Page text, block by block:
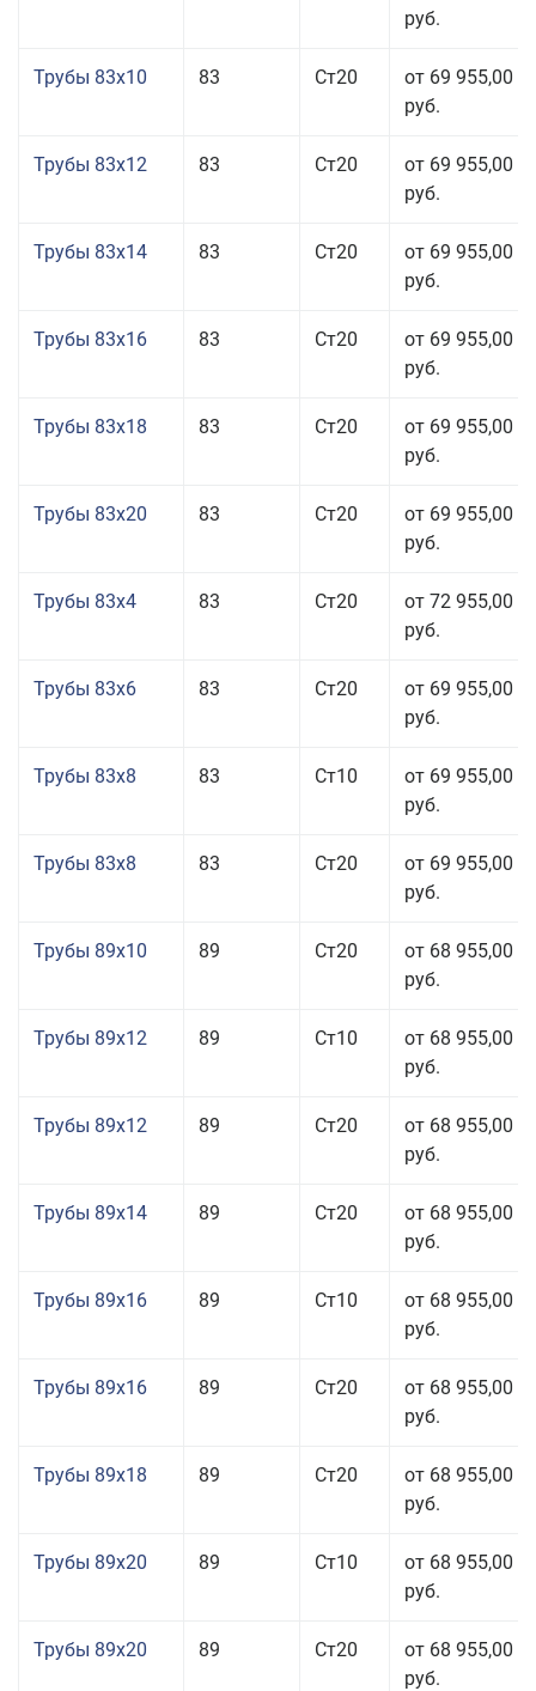
руб.
Трубы 83x10 83 Ст20
от 69 955,00
руб.
Трубы 83x12 83 Ст20
от 69 955,00
руб.
Трубы 83x14 83 Ст20
от 69 955,00
руб.
Трубы 83x16 83 Ст20
от 69 955,00
руб.
Трубы 83x18 83 Ст20
от 69 955,00
руб.
Трубы 83x20 83 Ст20
от 69 955,00
руб.
Трубы 83x4 83 Ст20
от 72 955,00
руб.
Трубы 83x6 83 Ст20
от 69 955,00
руб.
Трубы 83x8 83 Ст10
от 69 955,00
руб.
Трубы 83x8 83 Ст20
от 69 955,00
руб.
Трубы 89x10 89 Ст20
от 68 955,00
руб.
Трубы 89x12 89 Ст10
от 68 955,00
руб.
Трубы 89x12 89 Ст20
от 68 955,00
руб.
Трубы 89x14 89 Ст20
от 68 955,00
руб.
Трубы 89x16 89 Ст10
от 68 955,00
руб.
Трубы 89x16 89 Ст20
от 68 955,00
руб.
Трубы 89x18 89 Ст20
от 68 955,00
руб.
Трубы 89x20 89 Ст10
от 68 955,00
руб.
Трубы 89x20 89 Ст20
от 68 955,00
руб.